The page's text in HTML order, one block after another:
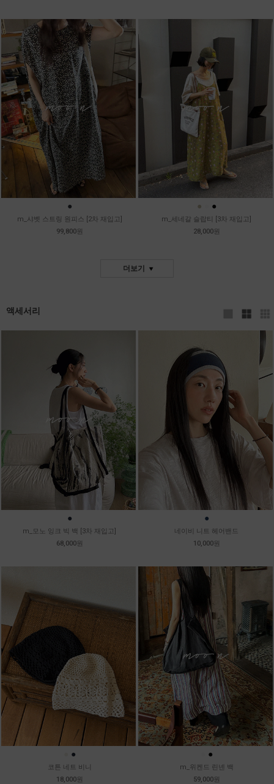
●
m_샤벳 스트링 원피스 [2차 재입고]
99,800원
● ●
m_세네갈 슬랍티 [3차 재입고]
28,000원
더보기
액세서리
●
m_모노 잉크 빅 백 [3차 재입고]
68,000원
●
네이비 니트 헤어밴드
10,000원
●
코튼 네트 비니
18,000원
●
m_위켄드 린넨 백
59,000원